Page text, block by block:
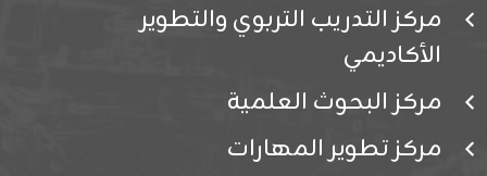
مركز التدريب التربوي والتطوير
الأكاديمي
مركز البحوث العلمية
مركز تطوير المهارات